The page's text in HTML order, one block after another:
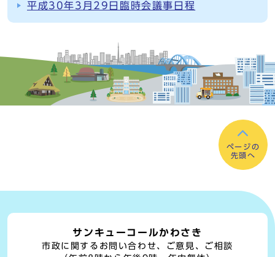
平成30年3月29日臨時会議事日程
ページの
先頭へ
サンキューコールかわさき
市政に関するお問い合わせ、ご意見、ご相談